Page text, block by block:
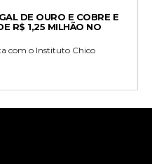
DE OURO E COBRE E
R$ 1,25 MILHÃO NO
com o Instituto Chico